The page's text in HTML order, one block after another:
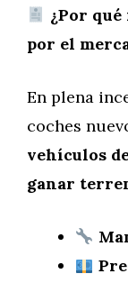
¿Por
por el
En plena
coches
vehículos
ganar